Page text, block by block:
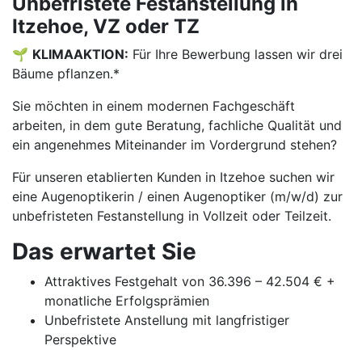
Itzehoe, VZ oder TZ
🌱 KLIMAAKTION: Für Ihre Bewerbung lassen wir drei
Bäume pflanzen.*
Sie möchten in einem modernen Fachgeschäft
arbeiten, in dem gute Beratung, fachliche Qualität und
ein angenehmes Miteinander im Vordergrund stehen?
Für unseren etablierten Kunden in Itzehoe suchen wir
eine Augenoptikerin / einen Augenoptiker (m/w/d) zur
unbefristeten Festanstellung in Vollzeit oder Teilzeit.
Das erwartet Sie
Attraktives Festgehalt von 36.396 – 42.504 € +
monatliche Erfolgsprämien
Unbefristete Anstellung mit langfristiger
Perspektive